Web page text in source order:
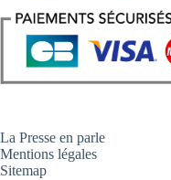
La Presse en parle
Mentions légales
Sitemap